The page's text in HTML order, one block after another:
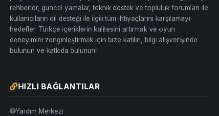
rehberler, güncel yamalar, teknik destek ve topluluk forumları ile
kullanıcıların dil desteği ile ilgili tüm ihtiyaçlarını karşılamayı
hedefler. Türkçe içeriklerin kalitesini artırmak ve oyun
deneyimini zenginleştirmek için bize katılın, bilgi alışverişinde
bulunun ve katkıda bulunun!
HIZLI BAĞLANTILAR
Yardım Merkezi